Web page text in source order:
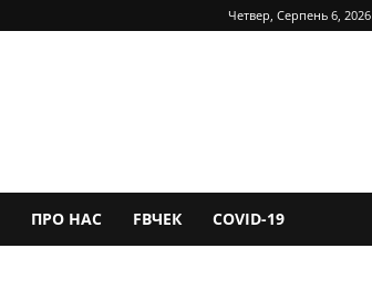
Четвер, Серпень 6, 2026
ПРО НАС FBЧЕК COVID-19